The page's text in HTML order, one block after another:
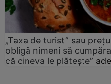
„Taxa de turist” sau
obligă nimeni să
că cineva le plătește”